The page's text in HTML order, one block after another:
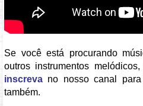
Se você está procurando
outros instrumentos
inscreva no nosso canal
também.